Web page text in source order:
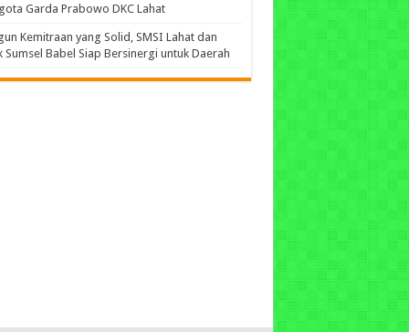
Garda Prabowo DKC Lahat
Kemitraan yang Solid, SMSI Lahat dan
Sumsel Babel Siap Bersinergi untuk Daerah